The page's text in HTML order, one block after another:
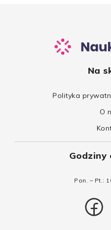
Na
Polityka
O
Pon. – Pt.: